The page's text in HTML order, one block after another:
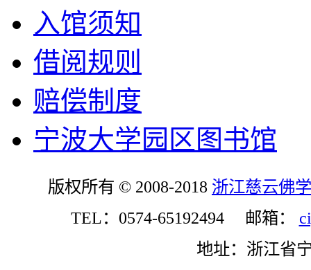
入馆须知
借阅规则
赔偿制度
宁波大学园区图书馆
版权所有 © 2008-2018 浙江慈云佛
TEL：0574-65192494 邮箱：
地址：浙江省